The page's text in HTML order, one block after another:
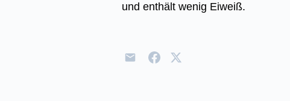
und enthält wenig Eiweiß.